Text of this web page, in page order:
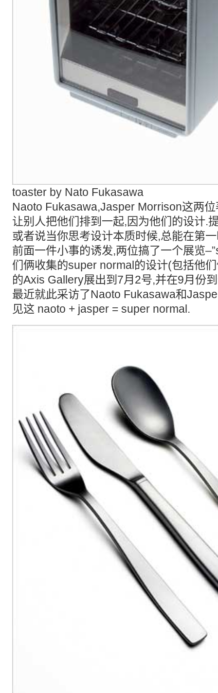
toaster by Nato Fukasawa
Naoto Fukasawa,Jasper Morrison这两
让别人把他们排到一起,因为他们的设计.
或者说当你思考设计本质时候,总能在第
前面一件小事的诱发,两位搞了一个展览
们俩收集的super normal的设计(包括他
的Axis Gallery展出到7月2号,并在9月份
最近就此采访了Naoto Fukasawa和
见这 naoto + jasper = super normal.